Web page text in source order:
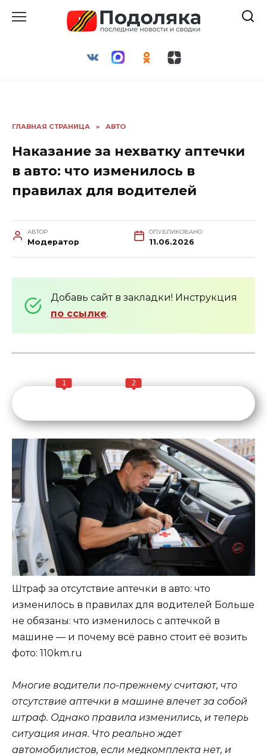
ГЛАВНАЯ СТРАНИЦА » АВТО
Наказание за нехватку аптечки
в авто: что изменилось в
правилах для водителей
АВТОР
Модератор
ОПУБЛИКОВАНО
11.06.2026
Добавь сайт в закладки! Инструкция
по ссылке.
1 2
Штраф за отсутствие аптечки в авто: что
изменилось в правилах для водителей Больше
не обязаны: что изменилось с аптечкой в
машине — и почему всё равно стоит её возить
фото: 110km.ru
Многие водители по-прежнему считают, что
отсутствие аптечки в машине влечет за собой
штраф. Однако правила изменились, и теперь
ситуация иная. Что реально ждет
автомобилистов, если медкомплекта нет, и